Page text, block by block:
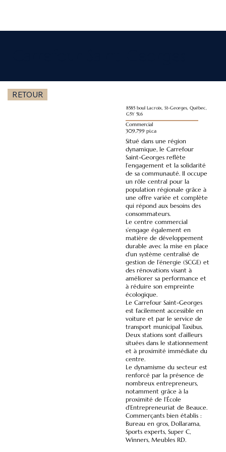
RETOUR
8585 boul Lacroix, St-Georges, Québec,
G5Y 5L6
Commercial
309,799 pi.ca
Situé dans une région
dynamique, le Carrefour
Saint-Georges reflète
l’engagement et la solidarité
de sa communauté. Il occupe
un rôle central pour la
population régionale grâce à
une offre variée et complète
qui répond aux besoins des
consommateurs.
Le centre commercial
s’engage également en
matière de développement
durable avec la mise en place
d’un système centralisé de
gestion de l’énergie (SCGE) et
des rénovations visant à
améliorer sa performance et
à réduire son empreinte
écologique.
Le Carrefour Saint-Georges
est facilement accessible en
voiture et par le service de
transport municipal Taxibus.
Deux stations sont d’ailleurs
situées dans le stationnement
et à proximité immédiate du
centre.
Le dynamisme du secteur est
renforcé par la présence de
nombreux entrepreneurs,
notamment grâce à la
proximité de l’École
d’Entrepreneuriat de Beauce.
Commerçants bien établis :
Bureau en gros, Dollarama,
Sports experts, Super C,
Winners, Meubles RD.